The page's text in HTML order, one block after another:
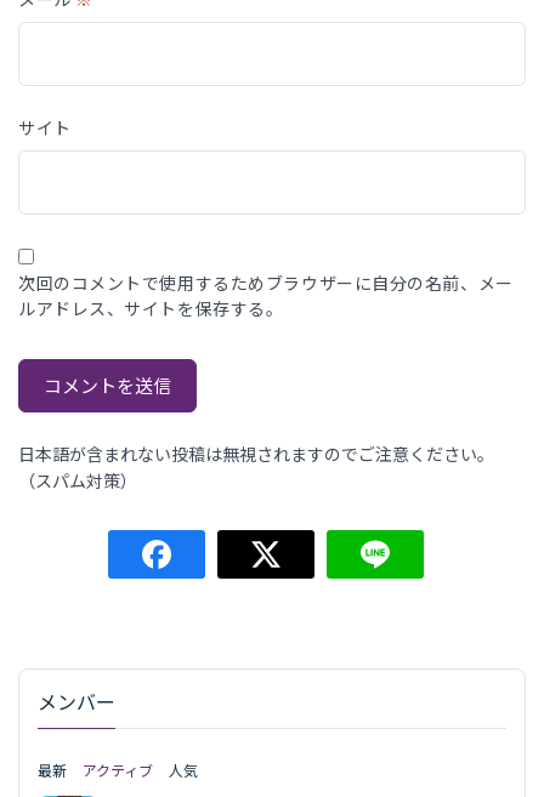
サイト
次回のコメントで使用するためブラウザーに自分の名前、メー
ルアドレス、サイトを保存する。
日本語が含まれない投稿は無視されますのでご注意ください。
（スパム対策）
メンバー
最新 アクティブ 人気